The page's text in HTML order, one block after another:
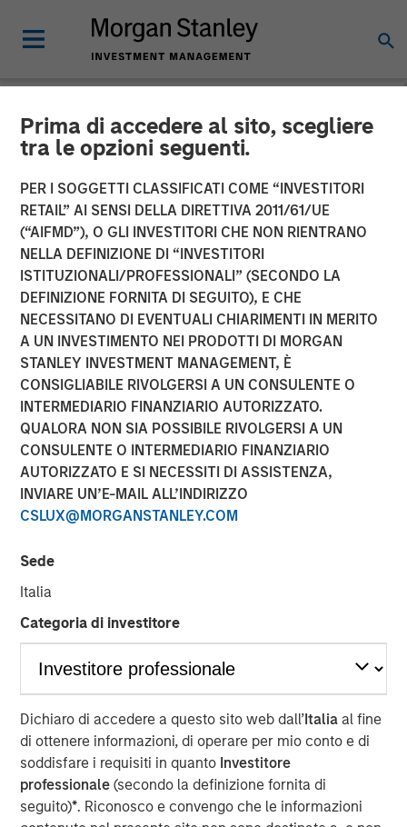
Prima di accedere al sito, scegliere
tra le opzioni seguenti.
PER I SOGGETTI CLASSIFICATI COME “INVESTITORI
RETAIL” AI SENSI DELLA DIRETTIVA 2011/61/UE
(“AIFMD”), O GLI INVESTITORI CHE NON RIENTRANO
NELLA DEFINIZIONE DI “INVESTITORI
ISTITUZIONALI/PROFESSIONALI” (SECONDO LA
DEFINIZIONE FORNITA DI SEGUITO), E CHE
NECESSITANO DI EVENTUALI CHIARIMENTI IN MERITO
A UN INVESTIMENTO NEI PRODOTTI DI MORGAN
STANLEY INVESTMENT MANAGEMENT, È
CONSIGLIABILE RIVOLGERSI A UN CONSULENTE O
INTERMEDIARIO FINANZIARIO AUTORIZZATO.
QUALORA NON SIA POSSIBILE RIVOLGERSI A UN
CONSULENTE O INTERMEDIARIO FINANZIARIO
AUTORIZZATO E SI NECESSITI DI ASSISTENZA,
INVIARE UN’E-MAIL ALL’INDIRIZZO
CSLUX@MORGANSTANLEY.COM
Sede
Italia
Categoria di investitore
Dichiaro di accedere a questo sito web dall’Italia al fine
di ottenere informazioni, di operare per mio conto e di
soddisfare i requisiti in quanto Investitore
professionale(secondo la definizione fornita di
seguito)*. Riconosco e convengo che le informazioni
NEWSROOM
Tianhe Chemicals Group
Announces Strategic
Partnership with Morgan
Stanley Private Equity Asia
21 MARZO 2012
BEIJING — Mar 21, 2012
Tianhe Chemicals Group (“Tianhe” or the “Company”), a
leading specialty chemicals company in China, today
Morgan Stanley Private Equity Asia (“MSPE Asia”),
including a US$300 million equity investment by MSPE
Investment Officer, will join the board of the Company.
Tianhe is China’s largest producer of lubricant oil
additives and a leading global producer of specialty
fluorochemicals. Tianhe’s lubricant oil additives provide
key chemical functionality such as friction reduction,
cleansing and heat dissipation to motor oil and other
finished lubricants. The Company also produces high-end
specialty fluorochemicals that have a wide range of
applications in repellency, surfactants and solvents.